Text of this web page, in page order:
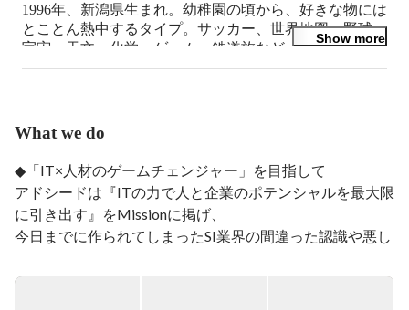
1996年、新潟県生まれ。幼稚園の頃から、好きな物には
とことん熱中するタイプ。サッカー、世界地図、野球、
宇宙・天文、化学、ゲーム、鉄道旅など、その時々で分
かりやすくのめり込んできました。
webアプリ開発を中心にプログラミング学習に専念して
います。
18年間過ごした地元は、雪と共生してきた文化が根付く
まち。度々帰省しては町並みを懐かしむとともに、実家
の黒柴犬を愛でています。
Show more
What we do
◆「IT×人材のゲームチェンジャー」を目指して
アドシードは『ITの力で人と企業のポテンシャルを最大限
に引き出す』をMissionに掲げ、
今日までに作られてしまったSI業界の間違った認識や悪し